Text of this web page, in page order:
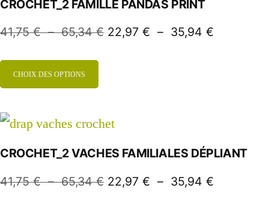
CROCHET_2 FAMILLE PANDAS PRINT
41,75€ – 65,34€ 22,97 € – 35,94 €
CHOIX DES OPTIONS
CROCHET_2 VACHES FAMILIALES DÉPLIANT
41,75€ – 65,34€ 22,97 € – 35,94 €